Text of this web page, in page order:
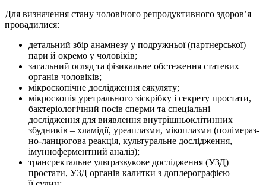
Для визначення стану чоловічого репродуктивного здоров’я
провадилися:
детальний збір анамнезу у подружньої (партнерської)
пари й окремо у чоловіків;
загальний огляд та фізикальне обстеження статевих
органів чоловіків;
мікроскопічне дослідження еякуляту;
мікроскопія уретрального зіскрібку і секрету простати,
бактеріологічний посів сперми та спеціальні
дослідження для виявлення внутрішньоклітинних
збудників – хламідії, уреаплазми, мікоплазми (полімераз­
но-ланцюгова реакція, культуральне дослідження,
імунноферментний аналіз);
трансректальне ультразвукове дослідження (УЗД)
простати, УЗД органів калитки з доплерографією